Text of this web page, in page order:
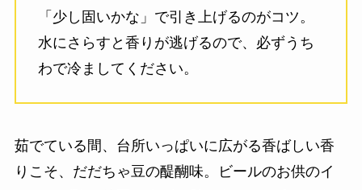
「少し固いかな」で引き上げるのがコツ。
水にさらすと香りが逃げるので、必ずうち
わで冷ましてください。
茹でている間、台所いっぱいに広がる香ばしい香
りこそ、だだちゃ豆の醍醐味。ビールのお供のイ